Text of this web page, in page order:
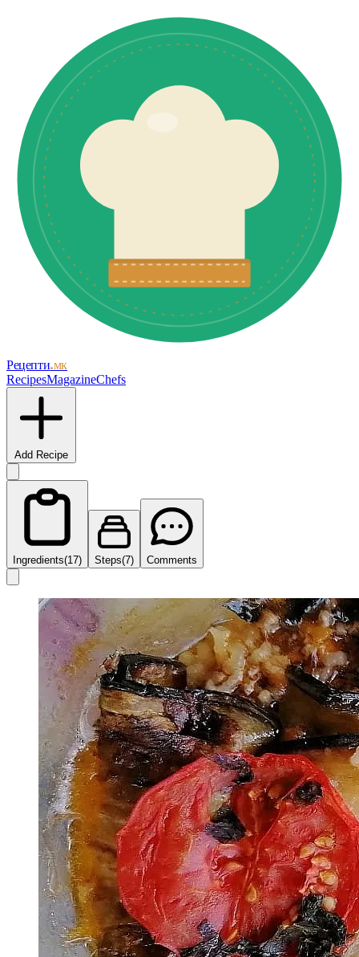
Рецепти.мк
RecipesMagazineChefs
Add Recipe
Ingredients(17) Steps(7) Comments